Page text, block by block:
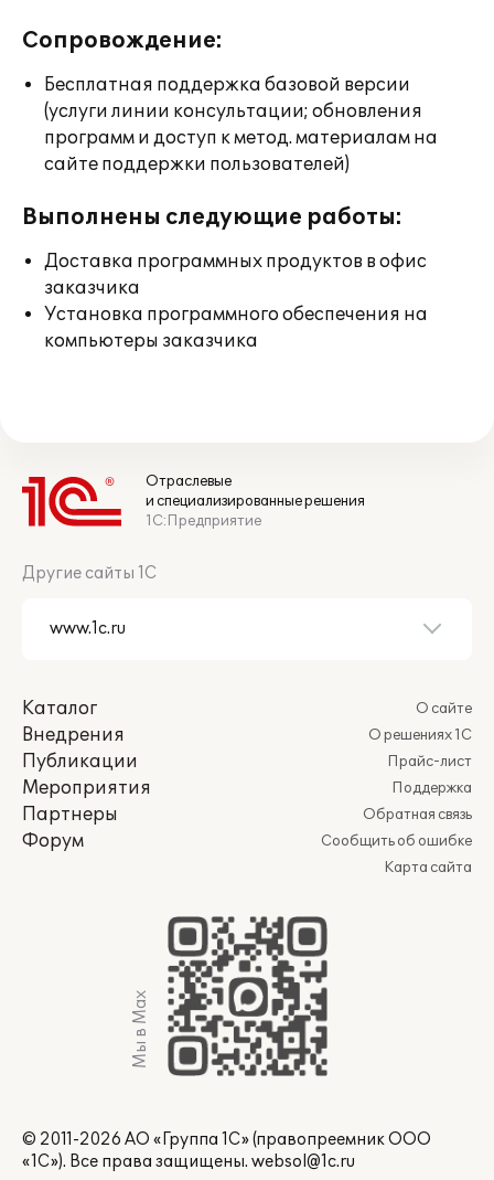
Сопровождение:
Бесплатная поддержка базовой версии
(услуги линии консультации; обновления
программ и доступ к метод. материалам на
сайте поддержки пользователей)
Выполнены следующие работы:
Доставка программных продуктов в офис
заказчика
Установка программного обеспечения на
компьютеры заказчика
Отраслевые
и специализированные решения
1С:Предприятие
Другие сайты 1С
Каталог
Внедрения
Публикации
Мероприятия
Партнеры
Форум
О сайте
О решениях 1С
Прайс-лист
Поддержка
Обратная связь
Сообщить об ошибке
Карта сайта
Мы в Max
© 2011-2026 АО «Группа 1С» (правопреемник ООО
«1С»). Все права защищены. websol@1c.ru